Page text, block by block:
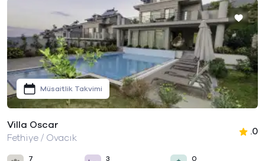
Müsaitlik Takvimi
Villa Oscar
Fethiye / Ovacık
.0
7
3
0